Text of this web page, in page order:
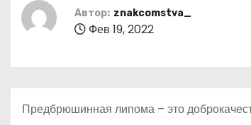
Автор: znakcomstva_
Фев 19, 2022
Предбрюшинная липома – это